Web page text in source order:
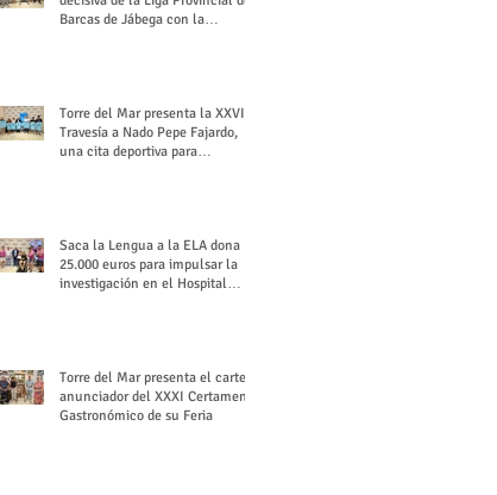
Barcas de Jábega con la
Torre del Mar presenta la XXVI
Travesía a Nado Pepe Fajardo,
una cita deportiva para
Saca la Lengua a la ELA dona
25.000 euros para impulsar la
investigación en el Hospital
Torre del Mar presenta el cartel
anunciador del XXXI Certamen
Gastronómico de su Feria